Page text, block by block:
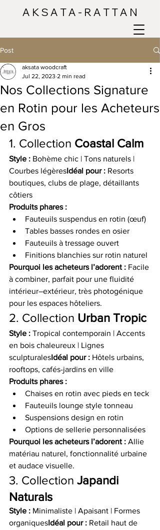
A K S A T A - R A T T A N
Post
Nos Collections Signature
en Rotin pour les Acheteurs
en Gros
aksata woodcraft
Jul 22, 2023 2 min read
1. Collection Coastal Calm
Style : Bohème chic | Tons naturels |
Courbes légèresIdéal pour : Resorts
boutiques, clubs de plage, détaillants
côtiers
Produits phares :
Fauteuils suspendus en rotin (œuf)
Tables basses rondes en osier
Fauteuils à tressage ouvert
Finitions blanchies sur rotin naturel
Pourquoi les acheteurs l’adorent : Facile
à combiner, parfait pour une fluidité
intérieur–extérieur, très photogénique
pour les espaces hôteliers.
2. Collection Urban Tropic
Style : Tropical contemporain | Accents
en bois chaleureux | Lignes
sculpturalesIdéal pour : Hôtels urbains,
rooftops, cafés-jardins en ville
Produits phares :
Chaises en rotin avec pieds en teck
Fauteuils lounge style tonneau
Suspensions design en rotin
Options de sellerie personnalisées
Pourquoi les acheteurs l’adorent : Allie
matériau naturel, fonctionnalité urbaine
et audace visuelle.
3. Collection Japandi
Naturals
Style : Minimaliste | Apaisant | Formes
organiquesIdéal pour : Retail haut de